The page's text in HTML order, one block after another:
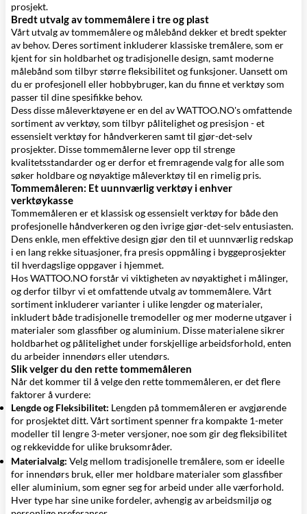
prosjekt.
⁠Bredt utvalg av tommemålere i tre og plast
Vårt utvalg av tommemålere og målebånd dekker et bredt spekter
av behov. Deres sortiment inkluderer klassiske tremålere, som er
kjent for sin holdbarhet og tradisjonelle design, samt moderne
målebånd som tilbyr større fleksibilitet og funksjoner. Uansett om
du er profesjonell eller hobbybruger, kan du finne et verktøy som
passer til dine spesifikke behov.
Dess disse måleverktøyene er en del av WATTOO.NO's omfattende
sortiment av verktøy, som tilbyr pålitelighet og presisjon - et
essensielt verktøy for håndverkeren samt til gjør-det-selv
prosjekter. Disse tommemålerne lever opp til strenge
kvalitetsstandarder og er derfor et fremragende valg for alle som
søker holdbare og nøyaktige måleverktøy til en rimelig pris.
Tommemåleren: Et uunnværlig verktøy i enhver
verktøykasse
Tommemåleren er et klassisk og essensielt verktøy for både den
profesjonelle håndverkeren og den ivrige gjør-det-selv entusiasten.
Dens enkle, men effektive design gjør den til et uunnværlig redskap
i en lang rekke situasjoner, fra presis oppmåling i byggeprosjekter
til hverdagslige oppgaver i hjemmet.
Hos WATTOO.NO forstår vi viktigheten av nøyaktighet i målinger,
og derfor tilbyr vi et omfattende utvalg av tommemålere. Vårt
sortiment inkluderer varianter i ulike lengder og materialer,
inkludert både tradisjonelle tremodeller og mer moderne utgaver i
materialer som glassfiber og aluminium. Disse materialene sikrer
holdbarhet og pålitelighet under forskjellige arbeidsforhold, enten
du arbeider innendørs eller utendørs.
Slik velger du den rette tommemåleren
Når det kommer til å velge den rette tommemåleren, er det flere
faktorer å vurdere:
Lengde og Fleksibilitet: Lengden på tommemåleren er avgjørende
for prosjektet ditt. Vårt sortiment spenner fra kompakte 1-meter
modeller til lengre 3-meter versjoner, noe som gir deg fleksibilitet
og rekkevidde for ulike bruksområder.
Materialvalg: Velg mellom tradisjonelle tremålere, som er ideelle
for innendørs bruk, eller mer holdbare materialer som glassfiber
eller aluminium, som egner seg for arbeid under alle værforhold.
Hver type har sine unike fordeler, avhengig av arbeidsmiljø og